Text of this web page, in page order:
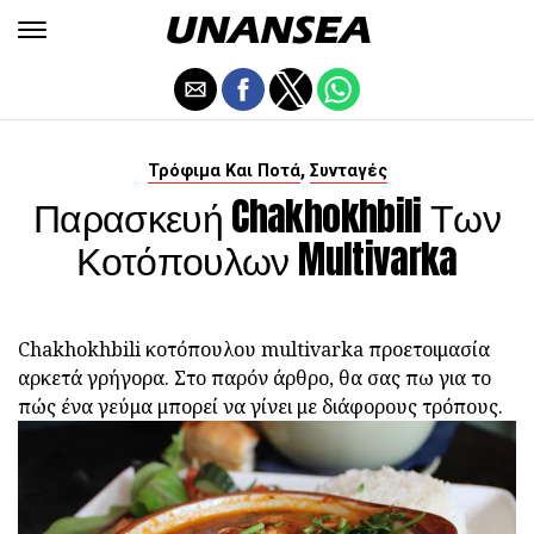
Τρόφιμα Και Ποτά, Συνταγές
Παρασκευή Chakhokhbili Των
Κοτόπουλων Multivarka
Chakhokhbili κοτόπουλου multivarka προετοιμασία
αρκετά γρήγορα. Στο παρόν άρθρο, θα σας πω για το
πώς ένα γεύμα μπορεί να γίνει με διάφορους τρόπους.